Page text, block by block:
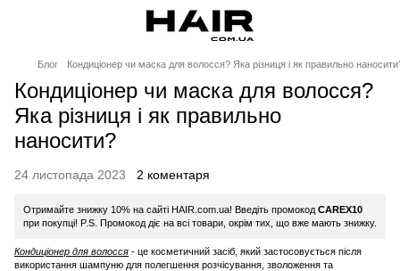
Блог Кондиціонер чи маска для волосся? Яка різниця і як правильно
Кондиціонер чи маска для волосся?
Яка різниця і як правильно
наносити?
24 листопада 2023 2 коментаря
Отримайте знижку 10% на сайті HAIR.com.ua! Введіть промокод CAREX10
при покупці! P.S. Промокод діє на всі товари, окрім тих, що вже мають знижку.
Кондиціонер для волосся - це косметичний засіб, який застосовується після
використання шампуню для полегшення розчісування, зволоження та